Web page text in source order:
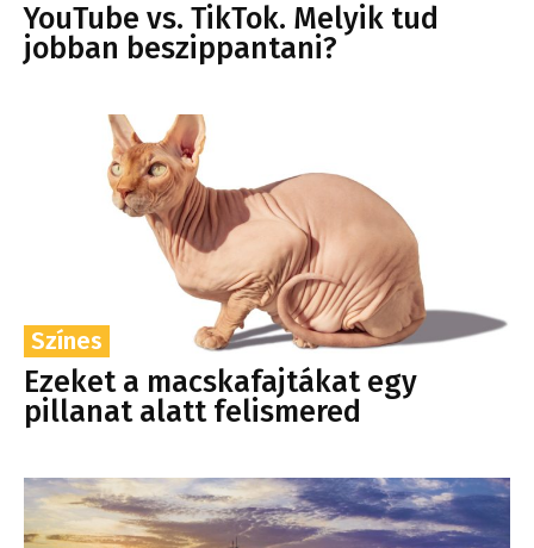
YouTube vs. TikTok. Melyik tud
jobban beszippantani?
Színes
Ezeket a macskafajtákat egy
pillanat alatt felismered